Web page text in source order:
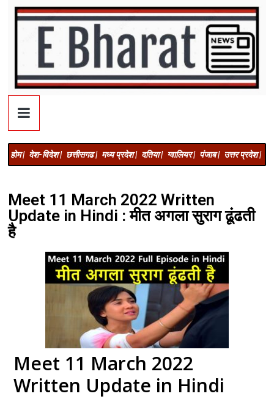
होम | देश-विदेश | छत्तीसगढ | मध्य प्रदेश | दतिया | ग्वालियर | पंजाब | उत्तर प्रदेश |
Meet 11 March 2022 Written
Update in Hindi : मीत अगला सुराग ढूंढती
है
Meet 11 March 2022
Written Update in Hindi